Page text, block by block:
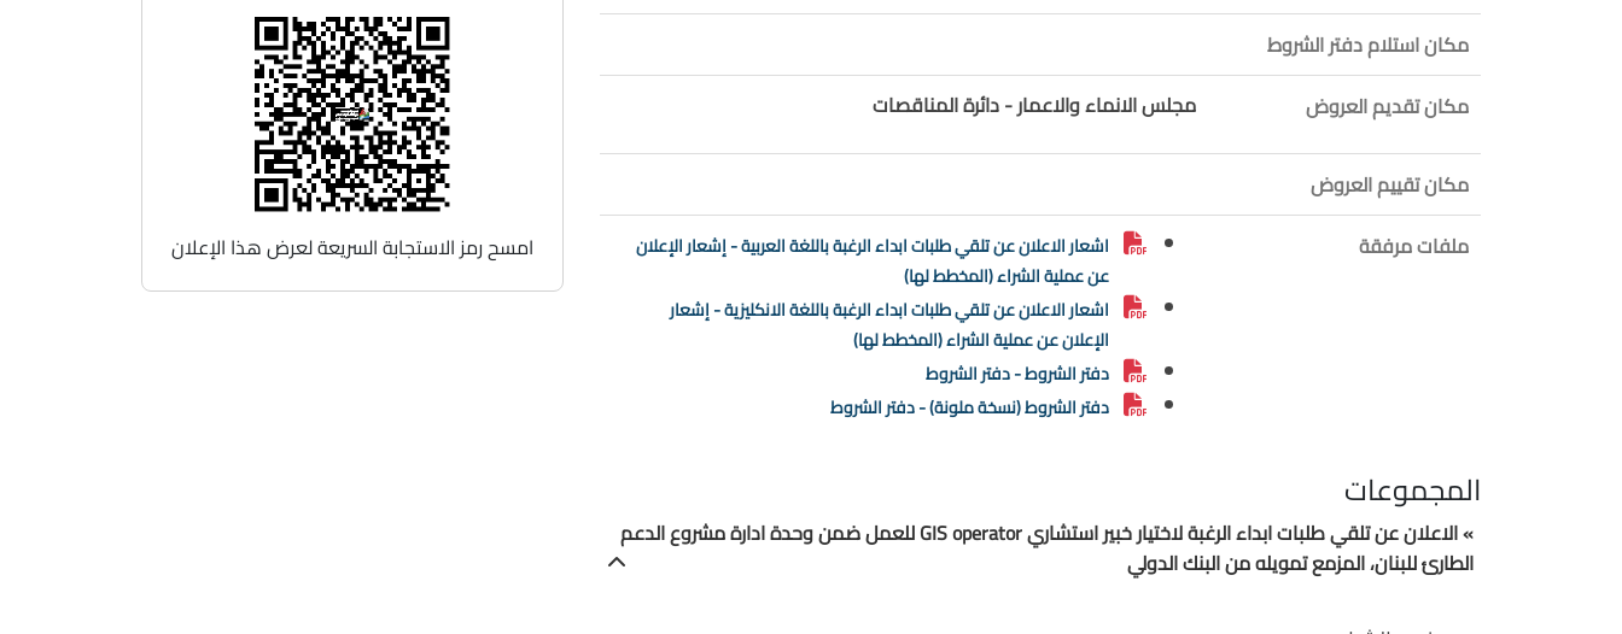
مكان استلام دفتر الشروط
مكان تقديم العروض
مجلس الانماء والاعمار - دائرة المناقصات
مكان تقييم العروض
ملفات مرفقة
اشعار الاعلان عن تلقي طلبات ابداء الرغبة باللغة العربية - إشعار الإعلان
عن عملية الشراء (المخطط لها)
اشعار الاعلان عن تلقي طلبات ابداء الرغبة باللغة الانكليزية - إشعار
الإعلان عن عملية الشراء (المخطط لها)
دفتر الشروط - دفتر الشروط
دفتر الشروط (نسخة ملونة) - دفتر الشروط
المجموعات
» الاعلان عن تلقي طلبات ابداء الرغبة لاختيار خبير استشاري GIS operator للعمل ضمن وحدة ادارة مشروع الدعم
الطارئ للبنان، المزمع تمويله من البنك الدولي
امسح رمز الاستجابة السريعة لعرض هذا الإعلان